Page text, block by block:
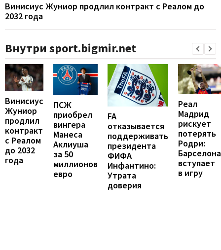
Винисиус Жуниор продлил контракт с Реалом до
2032 года
Внутри sport.bigmir.net
Винисиус
Жуниор
продлил
контракт
с Реалом
до 2032
года
ПСЖ
приобрел
вингера
Манеса
Аклиуша
за 50
миллионов
евро
FA
отказывается
поддерживать
президента
ФИФА
Инфантино:
Утрата
доверия
Реал
Мадрид
рискует
потерять
Родри:
Барселона
вступает
в игру